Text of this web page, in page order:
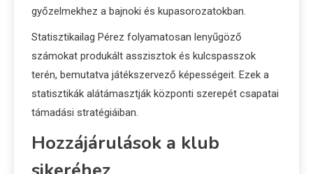
győzelmekhez a bajnoki és kupasorozatokban.
Statisztikailag Pérez folyamatosan lenyűgöző
számokat produkált asszisztok és kulcspasszok
terén, bemutatva játékszervező képességeit. Ezek a
statisztikák alátámasztják központi szerepét csapatai
támadási stratégiáiban.
Hozzájárulások a klub